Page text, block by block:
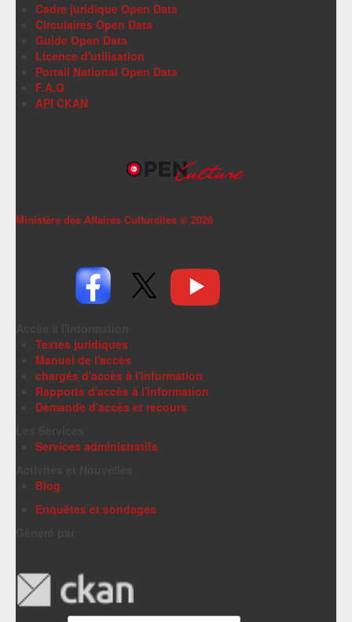
Cadre juridique Open Data
Circulaires Open Data
Guide Open Data
Licence d'utilisation
Portail National Open Data
F.A.Q
API CKAN
Ministère des Affaires Culturelles © 2026
Textes juridiques
Manuel de l'accès
chargés d'accès à l'information
Rapports d'accès à l'information
Demande d'accès et recours
Services administratifs
Blog
Enquêtes et sondages